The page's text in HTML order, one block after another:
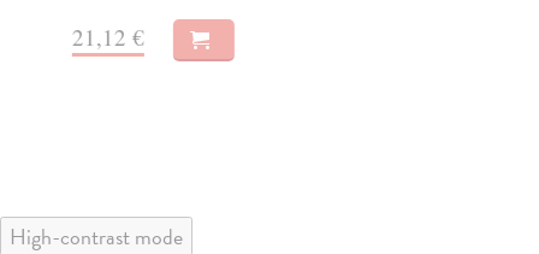
21,12 €
High-contrast mode